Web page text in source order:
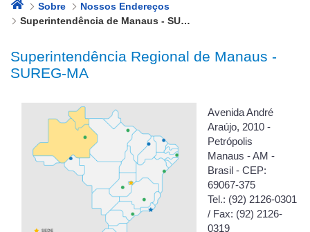
Sobre
Nossos Endereços
Superintendência de Manaus - SUREG/MA
Superintendência Regional de Manaus -
SUREG-MA
Avenida André
Araújo, 2010 -
Petrópolis
Manaus - AM -
Brasil - CEP:
69067-375
Tel.: (92) 2126-0301
/ Fax: (92) 2126-
0319